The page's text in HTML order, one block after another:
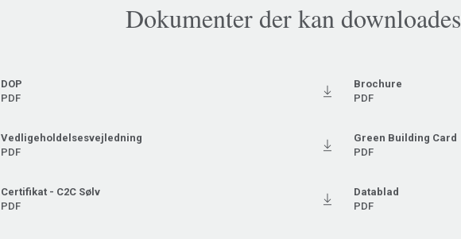
Dokumenter der kan downloades
DOP
PDF
Brochure
PDF
Vedligeholdelsesvejledning
PDF
Green Building Card
PDF
Certifikat - C2C Sølv
PDF
Datablad
PDF